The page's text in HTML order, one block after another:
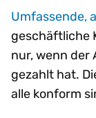
Umfassende,
geschäftliche
nur, wenn der
gezahlt hat.
alle konform